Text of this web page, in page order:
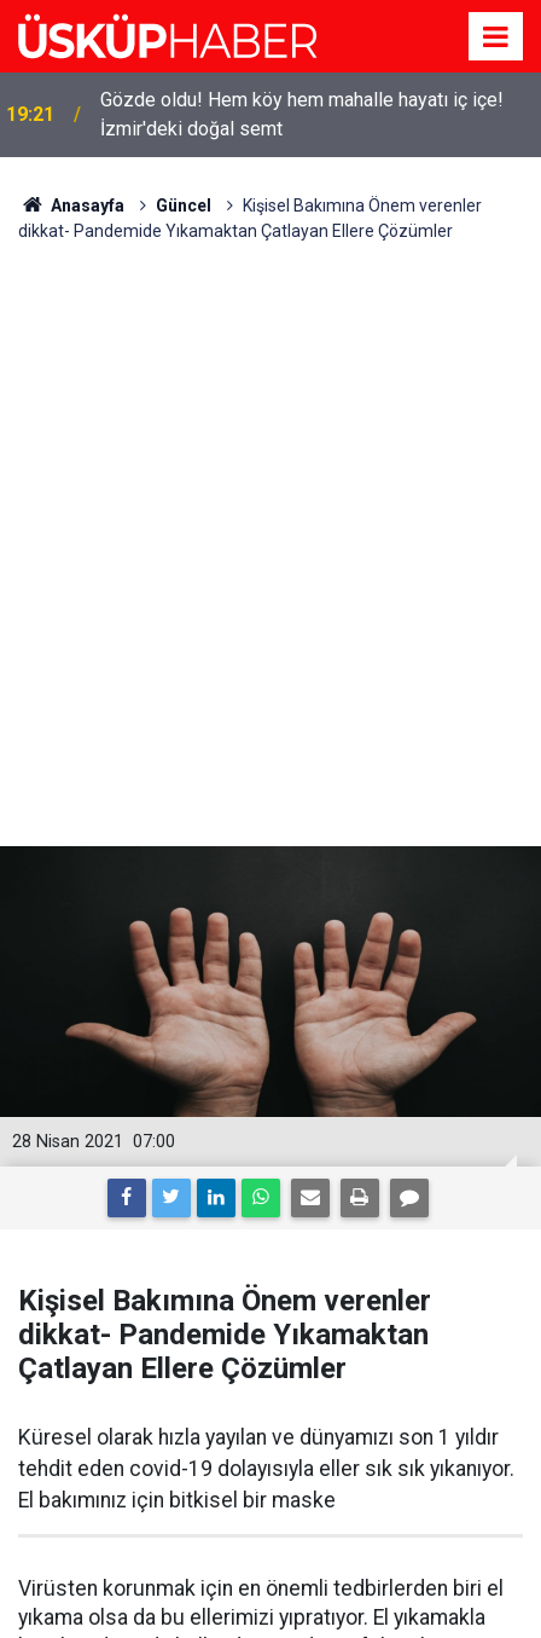
19:21
Gözde oldu! Hem köy hem mahalle hayatı iç içe!
İzmir'deki doğal semt
Anasayfa Güncel
Kişisel Bakımına Önem verenler
dikkat- Pandemide Yıkamaktan Çatlayan Ellere Çözümler
07:00
28 Nisan 2021
Kişisel Bakımına Önem verenler
dikkat- Pandemide Yıkamaktan
Çatlayan Ellere Çözümler
Küresel olarak hızla yayılan ve dünyamızı son 1 yıldır
tehdit eden covid-19 dolayısıyla eller sık sık yıkanıyor.
El bakımınız için bitkisel bir maske
Virüsten korunmak için en önemli tedbirlerden biri el
yıkama olsa da bu ellerimizi yıpratıyor. El yıkamakla